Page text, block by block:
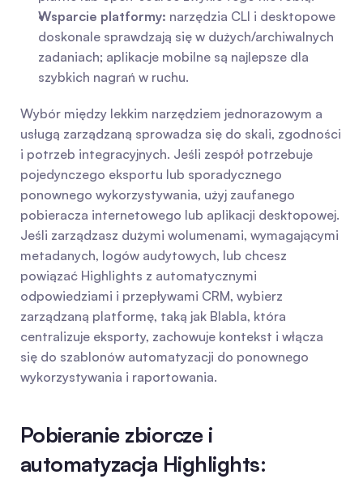
Wsparcie platformy: narzędzia CLI i desktopowe
doskonale sprawdzają się w dużych/archiwalnych
zadaniach; aplikacje mobilne są najlepsze dla
szybkich nagrań w ruchu.
Wybór między lekkim narzędziem jednorazowym a
usługą zarządzaną sprowadza się do skali, zgodności
i potrzeb integracyjnych. Jeśli zespół potrzebuje
pojedynczego eksportu lub sporadycznego
ponownego wykorzystywania, użyj zaufanego
pobieracza internetowego lub aplikacji desktopowej.
Jeśli zarządzasz dużymi wolumenami, wymagającymi
metadanych, logów audytowych, lub chcesz
powiązać Highlights z automatycznymi
odpowiedziami i przepływami CRM, wybierz
zarządzaną platformę, taką jak Blabla, która
centralizuje eksporty, zachowuje kontekst i włącza
się do szablonów automatyzacji do ponownego
wykorzystywania i raportowania.
Pobieranie zbiorcze i
automatyzacja Highlights: